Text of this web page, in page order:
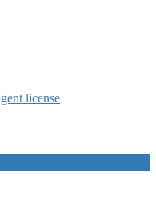
license